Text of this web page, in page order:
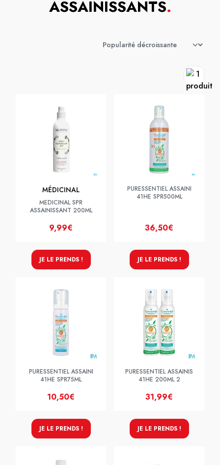
ASSAINISSANTS.
MÉDICINAL
MEDICINAL SPR
ASSAINISSANT 200ML
9,99€
JE LE PRENDS !
PURESSENTIEL ASSAINI
41HE SPR500ML
36,50€
JE LE PRENDS !
PURESSENTIEL ASSAINI
41HE SPR75ML
10,50€
JE LE PRENDS !
PURESSENTIEL ASSAINIS
41HE 200ML 2
31,99€
JE LE PRENDS !